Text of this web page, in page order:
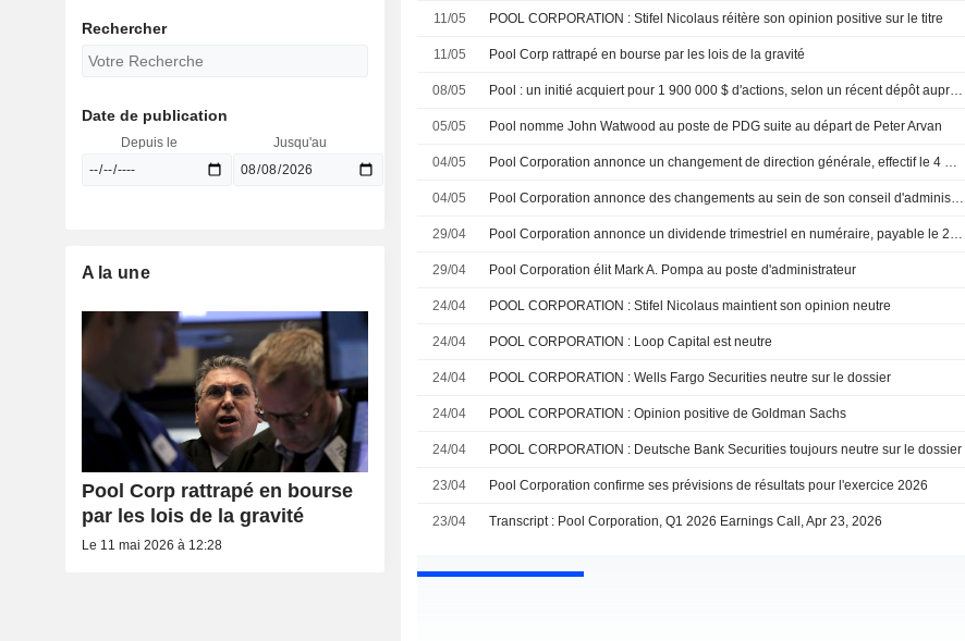
11/05 POOL CORPORATION : Stifel Nicolaus réitère son opinion positive sur le titre
11/05 Pool Corp rattrapé en bourse par les lois de la gravité
08/05 Pool : un initié acquiert pour 1 900 000 $ d'actions, selon un récent dépôt auprès de la SEC
05/05 Pool nomme John Watwood au poste de PDG suite au départ de Peter Arvan
04/05 Pool Corporation annonce un changement de direction générale, effectif le 4 mai 2026
04/05 Pool Corporation annonce des changements au sein de son conseil d'administration, effectifs au 4 mai 2026
29/04 Pool Corporation annonce un dividende trimestriel en numéraire, payable le 28 mai 2026
29/04 Pool Corporation élit Mark A. Pompa au poste d'administrateur
24/04 POOL CORPORATION : Stifel Nicolaus maintient son opinion neutre
24/04 POOL CORPORATION : Loop Capital est neutre
24/04 POOL CORPORATION : Wells Fargo Securities neutre sur le dossier
24/04 POOL CORPORATION : Opinion positive de Goldman Sachs
24/04 POOL CORPORATION : Deutsche Bank Securities toujours neutre sur le dossier
23/04 Pool Corporation confirme ses prévisions de résultats pour l'exercice 2026
23/04 Transcript : Pool Corporation, Q1 2026 Earnings Call, Apr 23, 2026
Rechercher
Date de publication
Depuis le Jusqu'au
A la une
Pool Corp rattrapé en bourse
par les lois de la gravité
Le 11 mai 2026 à 12:28